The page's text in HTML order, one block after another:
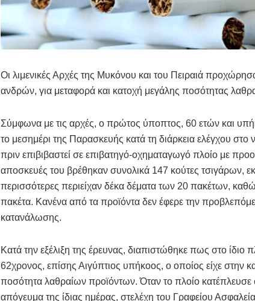
Οι λιμενικές Αρχές της Μυκόνου και του Πειραιά
ανδρών, για μεταφορά και κατοχή μεγάλης ποσότητας
Σύμφωνα με τις αρχές, ο πρώτος ύποπτος, 60 ετών και
το μεσημέρι της Παρασκευής κατά τη διάρκεια ελέγχου στο
πριν επιβιβαστεί σε επιβατηγό-οχηματαγωγό πλοίο με
αποσκευές του βρέθηκαν συνολικά 147 κούτες τσιγάρων,
περισσότερες περιείχαν δέκα δέματα των 20 πακέτων,
πακέτα. Κανένα από τα προϊόντα δεν έφερε την
κατανάλωσης.
Κατά την εξέλιξη της έρευνας, διαπιστώθηκε πως στο ίδιο
62χρονος, επίσης Αιγύπτιος υπήκοος, ο οποίος είχε στην
ποσότητα λαθραίων προϊόντων. Όταν το πλοίο κατέπλευσε
απόγευμα της ίδιας ημέρας, στελέχη του Γραφείου